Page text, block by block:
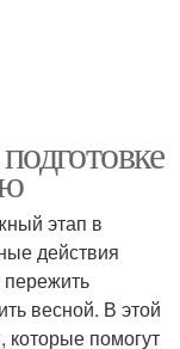
этап в
действия
весной. В этой
помогут